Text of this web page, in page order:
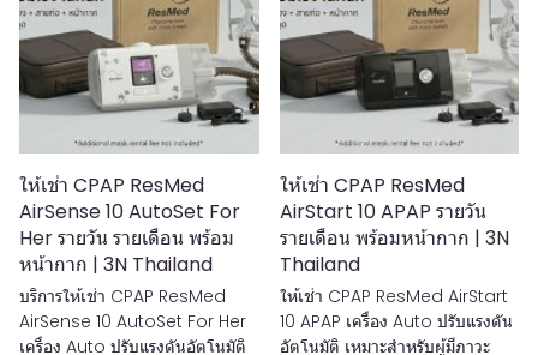
ให้เช่า CPAP ResMed
AirSense 10 AutoSet For
Her รายวัน รายเดือน พร้อม
หน้ากาก | 3N Thailand
บริการให้เช่า CPAP ResMed
AirSense 10 AutoSet For Her
เครื่อง Auto ปรับแรงดันอัตโนมัติ
ให้เช่า CPAP ResMed
AirStart 10 APAP รายวัน
รายเดือน พร้อมหน้ากาก | 3N
Thailand
ให้เช่า CPAP ResMed AirStart
10 APAP เครื่อง Auto ปรับแรงดัน
อัตโนมัติ เหมาะสำหรับผู้มีภาวะ